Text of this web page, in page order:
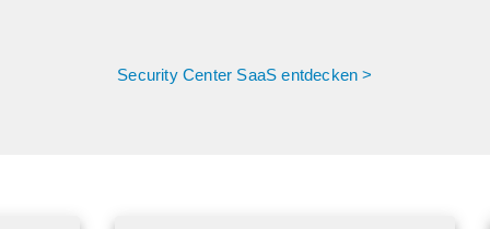
Security Center SaaS entdecken >